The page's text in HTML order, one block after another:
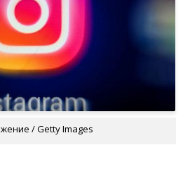
/ Getty Images